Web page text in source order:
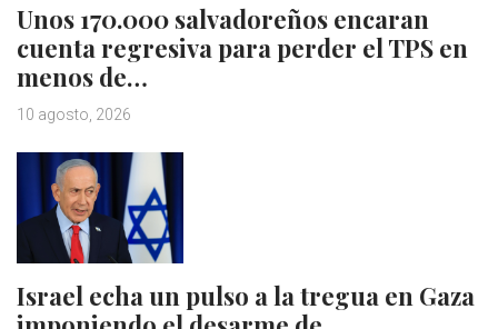
Unos 170.000 salvadoreños encaran
cuenta regresiva para perder el TPS en
menos de…
10 agosto, 2026
Israel echa un pulso a la tregua en Gaza